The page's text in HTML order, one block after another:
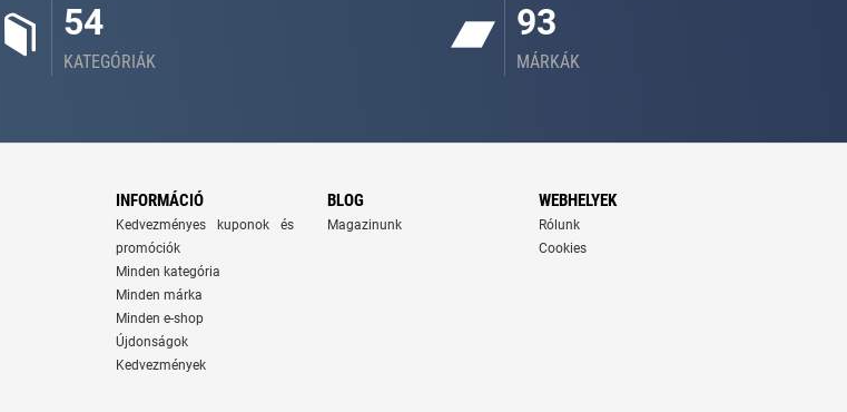
54
KATEGÓRIÁK
93
MÁRKÁK
INFORMÁCIÓ
Kedvezményes kuponok és
promóciók
Minden kategória
Minden márka
Minden e-shop
Újdonságok
Kedvezmények
BLOG
Magazinunk
WEBHELYEK
Rólunk
Cookies